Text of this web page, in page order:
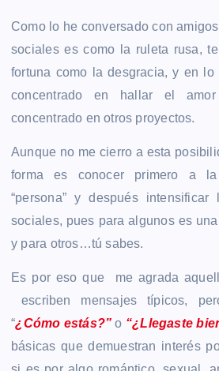
Como lo he conversado con
sociales es como la ruleta rusa,
fortuna como la desgracia, y en
concentrado en hallar el
concentrado en otros proyectos.
Aunque no me cierro a esta
forma es conocer primero a la
“persona” y después
sociales, pues para algunos es
y para otros…tú sabes.
Es por eso que me agrada
escriben mensajes típicos,
“¿Cómo estás?”o “¿Llegaste
básicas que demuestran interés